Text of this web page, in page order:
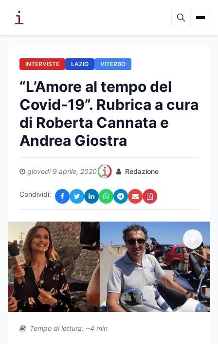
INTERVISTE LAZIO VITERBO
“L’Amore al tempo del
Covid-19”. Rubrica a cura
di Roberta Cannata e
Andrea Giostra
giovedì 9 aprile, 2020 Redazione
Condividi:
Tempo di lettura: ~4 min